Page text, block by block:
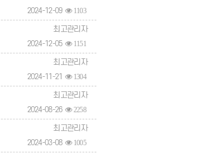
2024-12-09 1103
최고관리자
2024-12-05 1151
최고관리자
2024-11-21 1304
최고관리자
2024-08-26 2258
최고관리자
2024-03-08 1005